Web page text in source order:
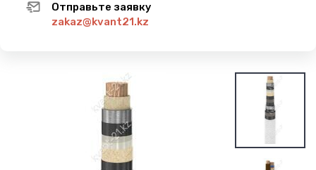
Отправьте заявку
zakaz@kvant21.kz